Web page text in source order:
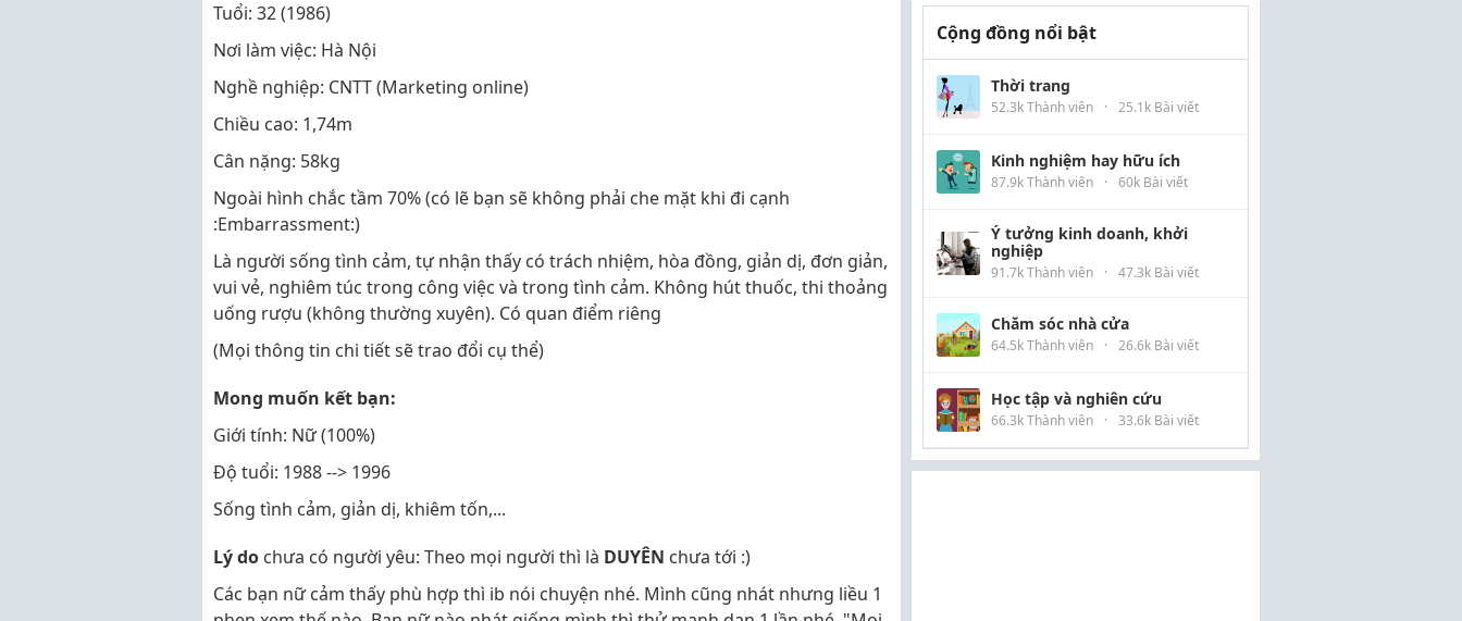
Tuổi: 32 (1986)
Nơi làm việc: Hà Nội
Nghề nghiệp: CNTT (Marketing online)
Chiều cao: 1,74m
Cân nặng: 58kg
Ngoài hình chắc tầm 70% (có lẽ bạn sẽ không phải che mặt khi đi cạnh
:Embarrassment:)
Là người sống tình cảm, tự nhận thấy có trách nhiệm, hòa đồng, giản dị, đơn giản,
vui vẻ, nghiêm túc trong công việc và trong tình cảm. Không hút thuốc, thi thoảng
uống rượu (không thường xuyên). Có quan điểm riêng
(Mọi thông tin chi tiết sẽ trao đổi cụ thể)
Mong muốn kết bạn:
Giới tính: Nữ (100%)
Độ tuổi: 1988 --> 1996
Sống tình cảm, giản dị, khiêm tốn,...
Lý do chưa có người yêu: Theo mọi người thì là DUYÊN chưa tới :)
Các bạn nữ cảm thấy phù hợp thì ib nói chuyện nhé. Mình cũng nhát nhưng liều 1
Cộng đồng nổi bật
Thời trang
52.3k Thành viên · 25.1k Bài viết
Kinh nghiệm hay hữu ích
87.9k Thành viên · 60k Bài viết
Ý tưởng kinh doanh, khởi
nghiệp
91.7k Thành viên · 47.3k Bài viết
Chăm sóc nhà cửa
64.5k Thành viên · 26.6k Bài viết
Học tập và nghiên cứu
66.3k Thành viên · 33.6k Bài viết